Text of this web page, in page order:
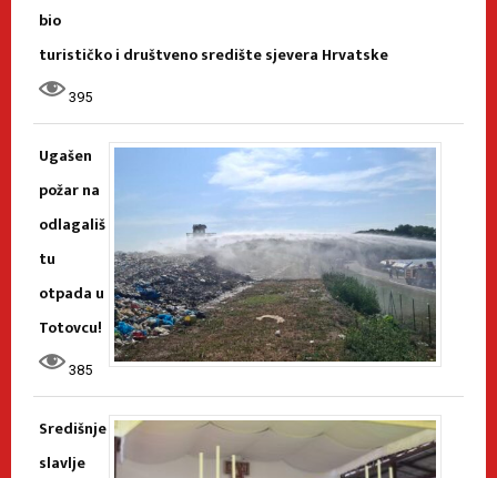
bio
turističko i društveno središte sjevera Hrvatske
395
Ugašen
požar na
odlagališ
tu
otpada u
Totovcu!
385
Središnje
slavlje